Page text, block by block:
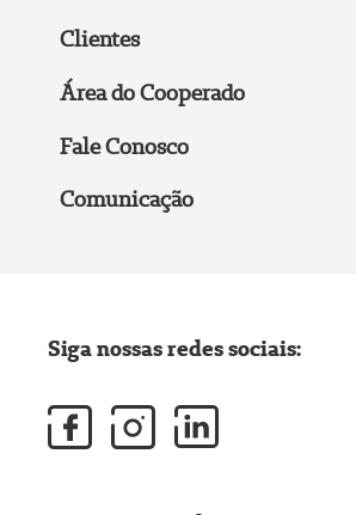
Clientes
Área do Cooperado
Fale Conosco
Comunicação
Siga nossas redes sociais: